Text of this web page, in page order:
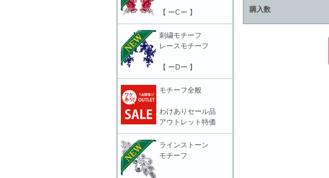
購入数
【 ーCー 】
刺繍モチーフ
レースモチーフ
【 ーDー 】
モチーフ全般
わけありセール品
アウトレット特価
ラインストーン
モチーフ